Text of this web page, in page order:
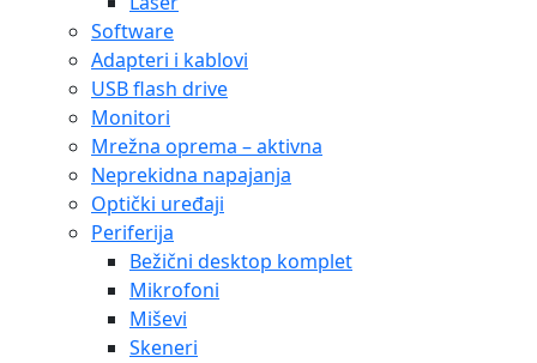
Software
Adapteri i kablovi
USB flash drive
Monitori
Mrežna oprema – aktivna
Neprekidna napajanja
Optički uređaji
Periferija
Bežični desktop komplet
Mikrofoni
Miševi
Skeneri